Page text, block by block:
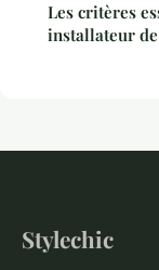
Les critères
installateur
Stylechic